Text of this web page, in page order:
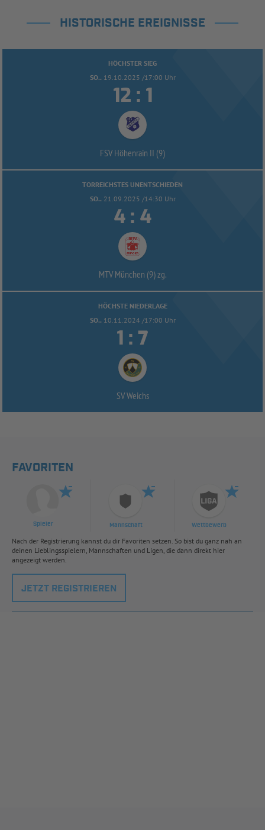
HISTORISCHE EREIGNISSE
HÖCHSTER SIEG
SO.. 19.10.2025 /17:00 Uhr
 : 
FSV Höhenrain II (9)
TORREICHSTES UNENTSCHIEDEN
SO.. 21.09.2025 /14:30 Uhr
 : 
MTV München (9) zg.
HÖCHSTE NIEDERLAGE
SO.. 10.11.2024 /17:00 Uhr
 : 
SV Weichs
FAVORITEN
Spieler Mannschaft Wettbewerb
Nach der Registrierung kannst du dir Favoriten setzen. So bist du ganz nah an
deinen Lieblingsspielern, Mannschaften und Ligen, die dann direkt hier
angezeigt werden.
JETZT REGISTRIEREN